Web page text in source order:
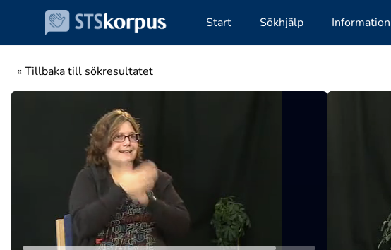
Start Sökhjälp Information
« Tillbaka till sökresultatet